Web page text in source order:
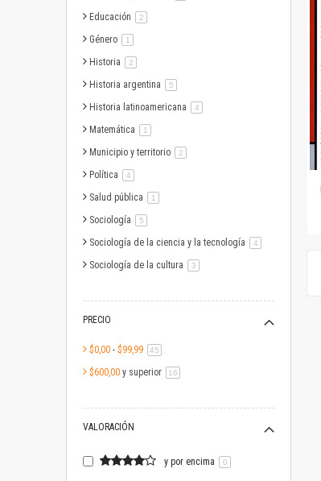
Educación 2artículo
Género 1
Historia 2artículo
Historia argentina 5artículo
Historia latinoamericana 4
Matemática 1
Municipio y territorio 2artículo
Política 4
Salud pública 1
Sociología 5artículo
Sociología de la ciencia y la tecnología 4
Sociología de la cultura 3artículo
PRECIO
$0,00 - $99,99 45
$600,00 y superior 16
VALORACIÓN
y por encima 0